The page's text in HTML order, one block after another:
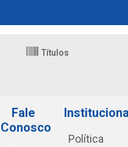
Títulos
Fale
Conosco
Política